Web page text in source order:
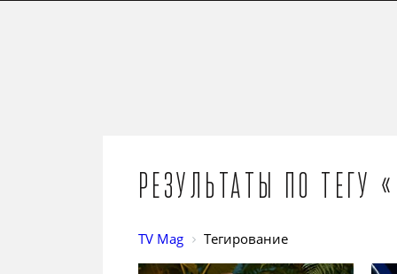
Результаты по тегу
TV Mag Тегирование